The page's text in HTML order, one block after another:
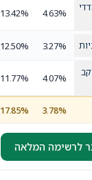
4.63%
13.42%
3.27%
12.50%
4.07%
11.77%
3.78%
17.85%
לרשימה המלאה